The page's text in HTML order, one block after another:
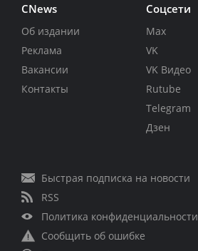
CNews
Об издании
Реклама
Вакансии
Контакты
Соцсети
Max
VK
VK Видео
Rutube
Telegram
Дзен
Быстрая подписка на новости
RSS
Политика конфиденциальности
Сообщить об ошибке